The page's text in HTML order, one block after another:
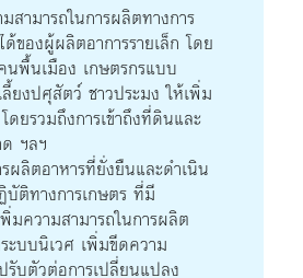
สามารถในการผลิตทางการ
ด้ของผู้ผลิตอาการรายเล็ก โดย
พื้นเมือง เกษตรกรแบบ
ยงปศุสัตว์ ชาวประมง ให้เพิ่ม
ดยรวมถึงการเข้าถึงที่ดินและ
ฯลฯ
ผลิตอาหารที่ยั่งยืนและดำเนิน
ติทางการเกษตร ที่มี
ความสามารถในการผลิต
ะบบนิเวศ เพิ่มขีดความ
รับตัวต่อการเปลี่ยนแปลง